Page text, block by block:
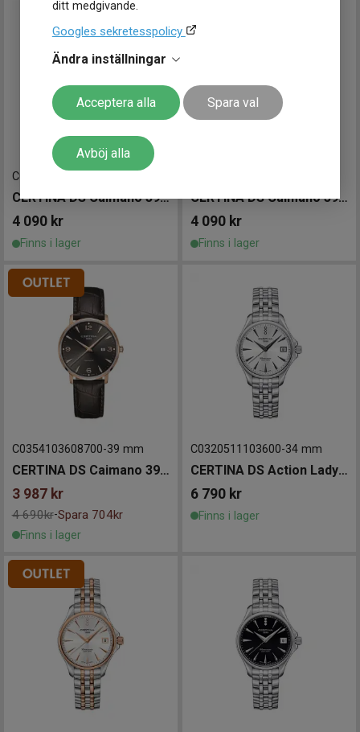
ditt medgivande.
Googles sekretesspolicy
Ändra inställningar
Acceptera alla Spara val
Avböj alla
C0354101603701
CERTINA DS Caimano 39mm
4 090 kr
Finns i lager
CERTINA DS Caimano 39mm
4 090 kr
Finns i lager
C0354103608700-39 mm
CERTINA DS Caimano 39mm
3 987 kr
4 690kr-Spara 704kr
Finns i lager
C0320511103600-34 mm
CERTINA DS Action Lady Diamonds 34mm
6 790 kr
Finns i lager